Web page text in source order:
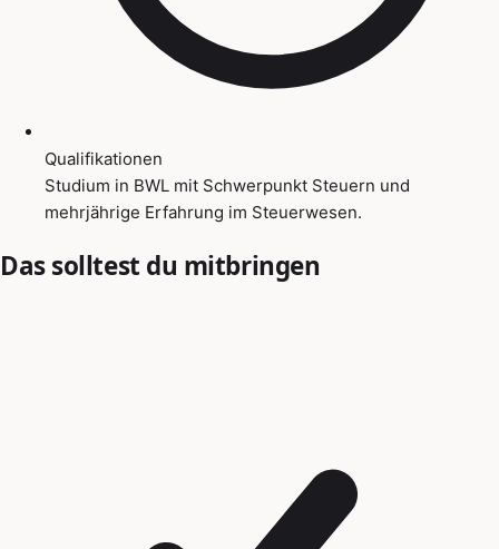
Qualifikationen
Studium in BWL mit Schwerpunkt Steuern und
mehrjährige Erfahrung im Steuerwesen.
Das solltest du mitbringen